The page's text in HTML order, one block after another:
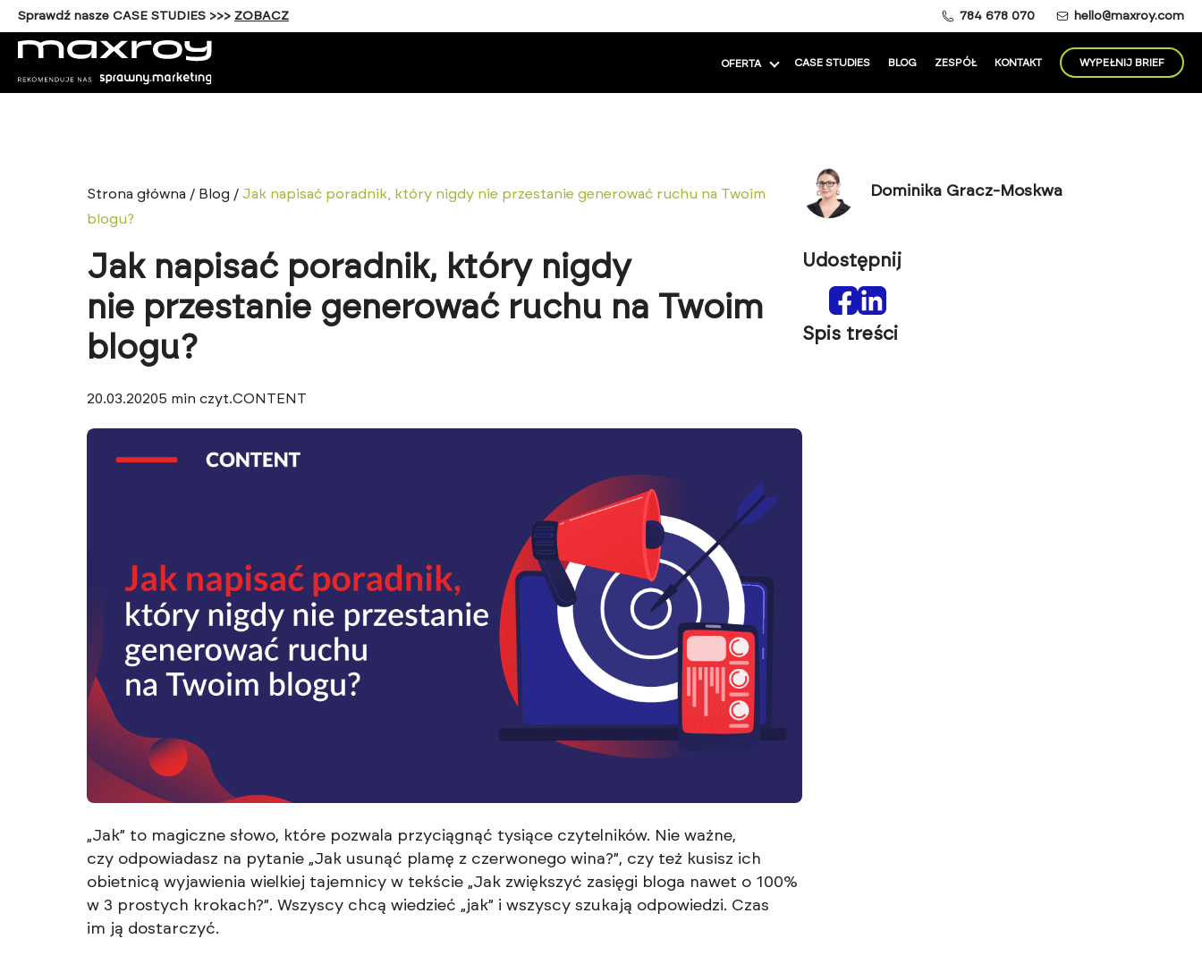
Sprawdź nasze CASE STUDIES >>> ZOBACZ 784 678 070 hello@maxroy.com
OFERTA CASE STUDIES BLOG ZESPÓŁ KONTAKT WYPEŁNIJ BRIEF
Strona główna / Blog / Jak napisać poradnik, który nigdy nie przestanie generować ruchu na Twoim
blogu?
Jak napisać poradnik, który nigdy
nie przestanie generować ruchu na Twoim
blogu?
20.03.20205 min czyt.CONTENT
„Jak” to magiczne słowo, które pozwala przyciągnąć tysiące czytelników. Nie ważne,
czy odpowiadasz na pytanie „Jak usunąć plamę z czerwonego wina?”, czy też kusisz ich
obietnicą wyjawienia wielkiej tajemnicy w tekście „Jak zwiększyć zasięgi bloga nawet o 100%
w 3 prostych krokach?”. Wszyscy chcą wiedzieć „jak” i wszyscy szukają odpowiedzi. Czas
im ją dostarczyć.
Dominika Gracz-Moskwa
Udostępnij
Spis treści